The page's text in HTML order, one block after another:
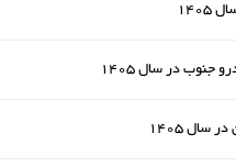
در سال 1405
سال 1405